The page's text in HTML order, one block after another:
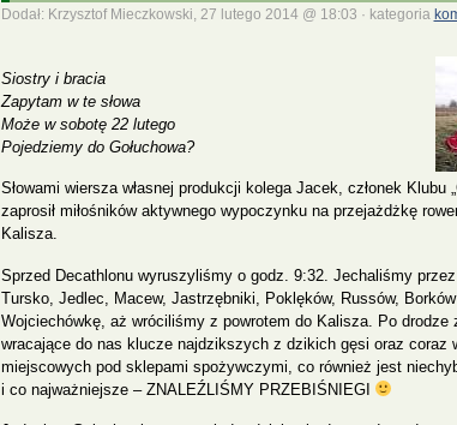
Dodał: Krzysztof Mieczkowski, 27 lutego 2014 @ 18:03 · kategoria
Siostry i bracia
Zapytam w te słowa
Może w sobotę 22 lutego
Pojedziemy do Gołuchowa?
Słowami wiersza własnej produkcji kolega Jacek, członek Klubu
zaprosił miłośników aktywnego wypoczynku na przejażdżkę
Kalisza.
Sprzed Decathlonu wyruszyliśmy o godz. 9:32. Jechaliśmy przez
Tursko, Jedlec, Macew, Jastrzębniki, Poklęków, Russów,
Wojciechówkę, aż wróciliśmy z powrotem do Kalisza. Po drodze
wracające do nas klucze najdzikszych z dzikich gęsi oraz coraz
miejscowych pod sklepami spożywczymi, co również jest
i co najważniejsze – ZNALEŹLIŚMY PRZEBIŚNIEGI